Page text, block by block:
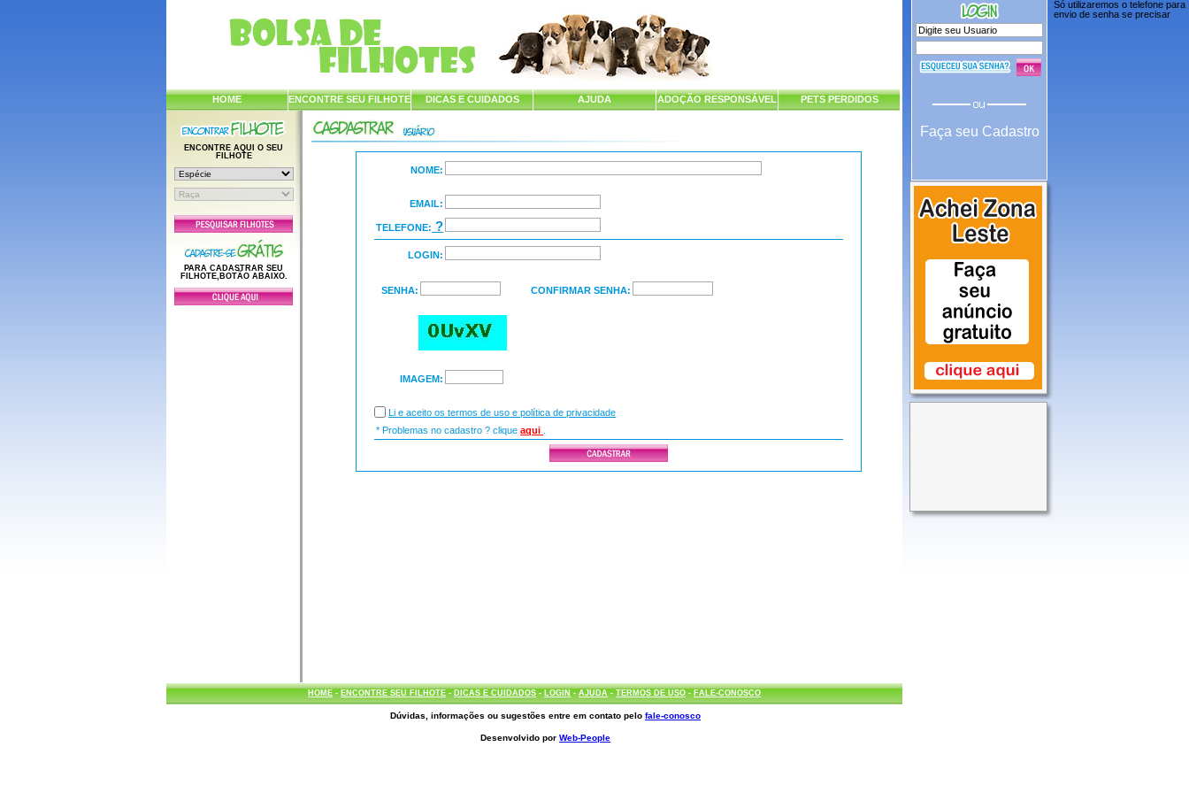
HOME ENCONTRE SEU FILHOTE DICAS E CUIDADOS AJUDA ADOÇÃO RESPONSÁVEL PETS PERDIDOS
ENCONTRE AQUI O SEU
FILHOTE
PARA CADASTRAR SEU
FILHOTE,BOTÃO ABAIXO.
NOME:
EMAIL:
TELEFONE: ?
LOGIN:
SENHA: CONFIRMAR SENHA:
IMAGEM:
Li e aceito os termos de uso e política de privacidade
* Problemas no cadastro ? cliqueaqui
HOME- ENCONTRE SEU FILHOTE- DICAS E CUIDADOS- LOGIN-AJUDA-TERMOS DE USO- FALE-CONOSCO
Faça seu Cadastro
Só utilizaremos o telefone para
envio de senha se precisar
Dúvidas, informações ou sugestões entre em contato pelofale-conosco
Desenvolvido porWeb-People